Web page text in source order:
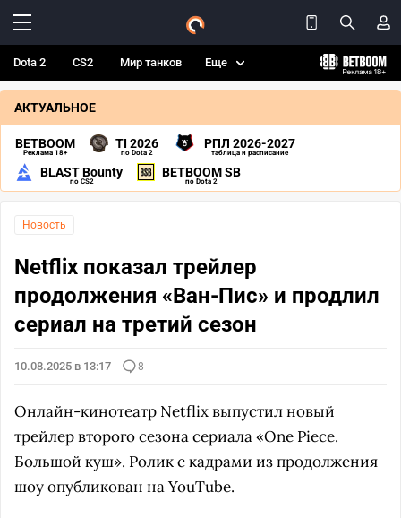
Dota 2 CS2 Мир танков Еще
АКТУАЛЬНОЕ
BETBOOM
Реклама 18+
TI 2026
по Dota 2
РПЛ 2026-2027
таблица и расписание
BLAST Bounty
по CS2
BETBOOM SB
по Dota 2
Новость
Netflix показал трейлер
продолжения «Ван-Пис» и продлил
сериал на третий сезон
10.08.2025 в 13:17 8
Онлайн-кинотеатр Netflix выпустил новый
трейлер второго сезона сериала «One Piece.
Большой куш». Ролик с кадрами из продолжения
шоу опубликован на YouTube.